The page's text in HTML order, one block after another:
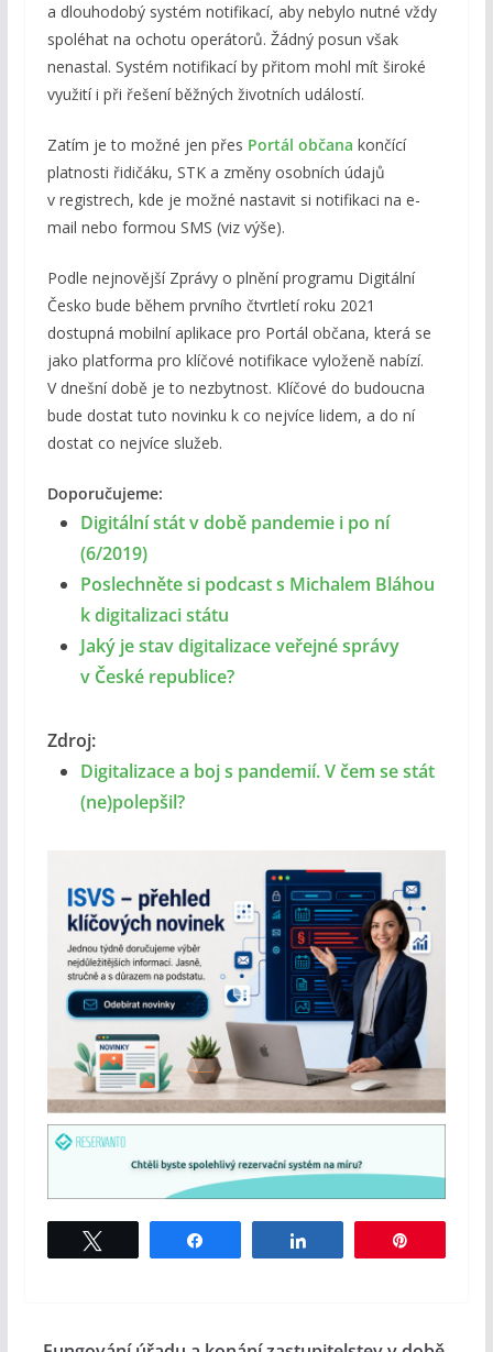
a dlouhodobý systém notifikací, aby nebylo nutné vždy
spoléhat na ochotu operátorů. Žádný posun však
nenastal. Systém notifikací by přitom mohl mít široké
využití i při řešení běžných životních událostí.
Zatím je to možné jen přes Portál občana končící
platnosti řidičáku, STK a změny osobních údajů
v registrech, kde je možné nastavit si notifikaci na e-
mail nebo formou SMS (viz výše).
Podle nejnovější Zprávy o plnění programu Digitální
Česko bude během prvního čtvrtletí roku 2021
dostupná mobilní aplikace pro Portál občana, která se
jako platforma pro klíčové notifikace vyloženě nabízí.
V dnešní době je to nezbytnost. Klíčové do budoucna
bude dostat tuto novinku k co nejvíce lidem, a do ní
dostat co nejvíce služeb.
Doporučujeme:
Digitální stát v době pandemie i po ní
(6/2019)
Poslechněte si podcast s Michalem Bláhou
k digitalizaci státu
Jaký je stav digitalizace veřejné správy
v České republice?
Zdroj:
Digitalizace a boj s pandemií. V čem se stát
(ne)polepšil?